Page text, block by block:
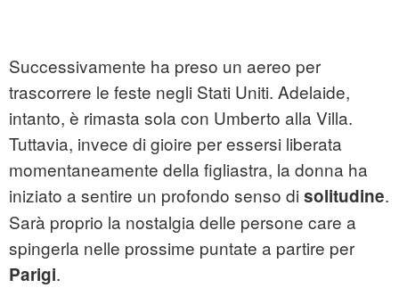
Successivamente ha preso un aereo per
trascorrere le feste negli Stati Uniti. Adelaide,
intanto, è rimasta sola con Umberto alla Villa.
Tuttavia, invece di gioire per essersi liberata
momentaneamente della figliastra, la donna ha
iniziato a sentire un profondo senso di solitudine.
Sarà proprio la nostalgia delle persone care a
spingerla nelle prossime puntate a partire per
Parigi.